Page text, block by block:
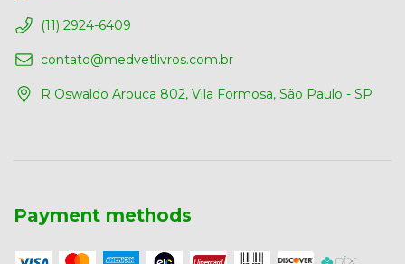
(11) 2924-6409
contato@medvetlivros.com.br
R Oswaldo Arouca 802, Vila Formosa, São Paulo - SP
Payment methods